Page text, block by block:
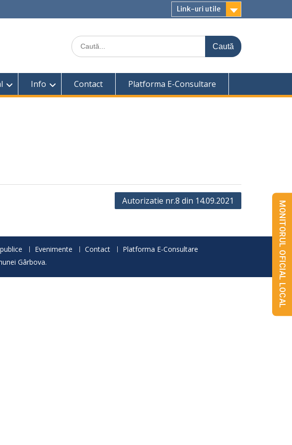
Link-uri utile
Caută
for:
Info Contact Platforma E-Consultare
Autorizatie nr.8 din 14.09.2021
Evenimente Contact
Platforma E-Consultare
Gârbova.
MONITORUL OFICIAL LOCAL